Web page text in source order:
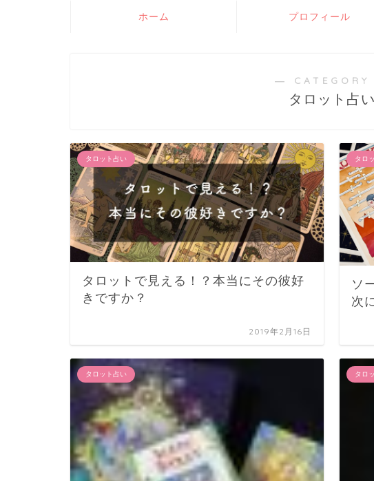
ホーム プロフィール
―
タロット占い
タロット占い
タロットで見える！？本当にその彼好
きですか？
2019年2月16日
タロ
ソ
次
タロット占い タロ